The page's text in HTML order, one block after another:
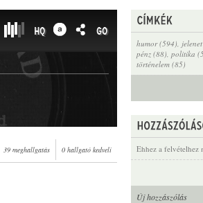
humor (594),
pénz (88), politika
történelem (85)
Ehhez a felvételhez
Új hozzászólás
HQ GO
39 meghallgatás 0 hallgató kedveli